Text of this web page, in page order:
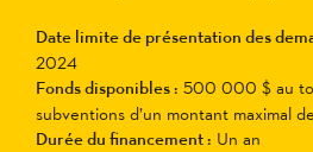
Date limite de présentation des
2024
Fonds disponibles : 500 000 $ au
subventions d’un montant maximal
Durée du financement : Un an